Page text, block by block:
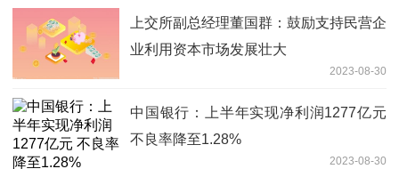
上交所副总经理董国群：鼓励支持民营企
业利用资本市场发展壮大
2023-08-30
中国银行：上半年实现净利润1277亿元
不良率降至1.28%
2023-08-30